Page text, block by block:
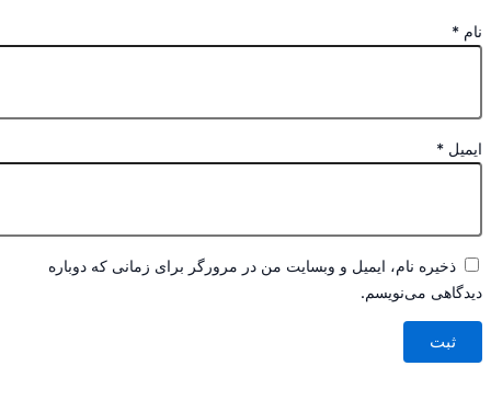
ایمیل و وبسایت من در مرورگر برای زمانی که دوباره